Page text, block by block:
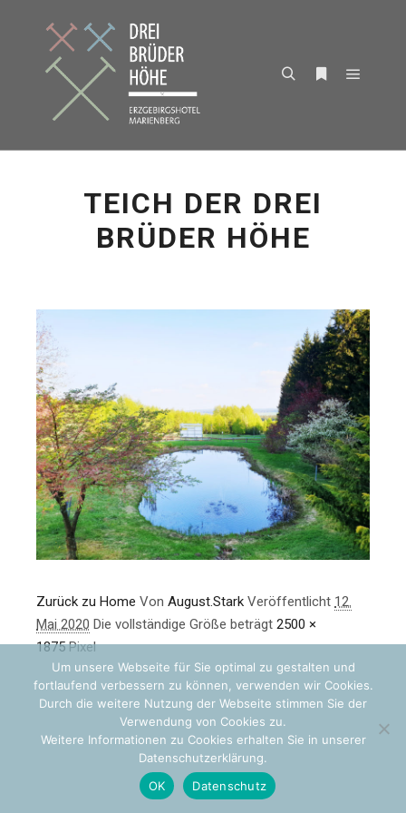
TEICH DER DREI
BRÜDER HÖHE
Zurück zu Home Von August.Stark Veröffentlicht 12.
Mai 2020 Die vollständige Größe beträgt 2500 ×
1875Pixel
Um unsere Webseite für Sie optimal zu gestalten und
fortlaufend verbessern zu können, verwenden wir Cookies.
Durch die weitere Nutzung der Webseite stimmen Sie der
Verwendung von Cookies zu.
Weitere Informationen zu Cookies erhalten Sie in unserer
Datenschutzerklärung.
OK
Datenschutz